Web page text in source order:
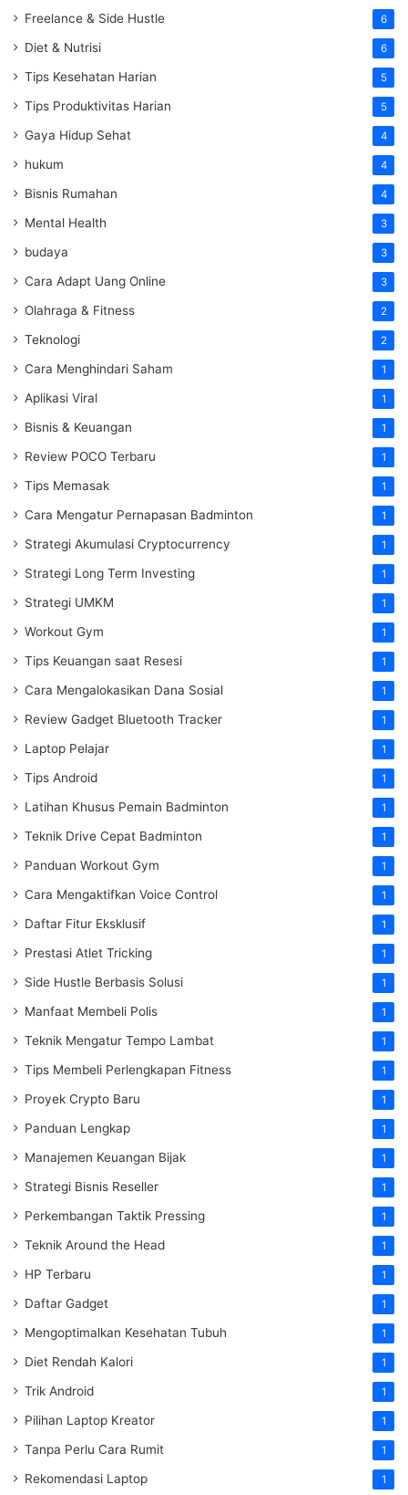
Freelance & Side Hustle 6
Diet & Nutrisi 6
Tips Kesehatan Harian 5
Tips Produktivitas Harian 5
Gaya Hidup Sehat 4
hukum 4
Bisnis Rumahan 4
Mental Health 3
budaya 3
Cara Adapt Uang Online 3
Olahraga & Fitness 2
Teknologi 2
Cara Menghindari Saham 1
Aplikasi Viral 1
Bisnis & Keuangan 1
Review POCO Terbaru 1
Tips Memasak 1
Cara Mengatur Pernapasan Badminton 1
Strategi Akumulasi Cryptocurrency 1
Strategi Long Term Investing 1
Strategi UMKM 1
Workout Gym 1
Tips Keuangan saat Resesi 1
Cara Mengalokasikan Dana Sosial 1
Review Gadget Bluetooth Tracker 1
Laptop Pelajar 1
Tips Android 1
Latihan Khusus Pemain Badminton 1
Teknik Drive Cepat Badminton 1
Panduan Workout Gym 1
Cara Mengaktifkan Voice Control 1
Daftar Fitur Eksklusif 1
Prestasi Atlet Tricking 1
Side Hustle Berbasis Solusi 1
Manfaat Membeli Polis 1
Teknik Mengatur Tempo Lambat 1
Tips Membeli Perlengkapan Fitness 1
Proyek Crypto Baru 1
Panduan Lengkap 1
Manajemen Keuangan Bijak 1
Strategi Bisnis Reseller 1
Perkembangan Taktik Pressing 1
Teknik Around the Head 1
HP Terbaru 1
Daftar Gadget 1
Mengoptimalkan Kesehatan Tubuh 1
Diet Rendah Kalori 1
Trik Android 1
Pilihan Laptop Kreator 1
Tanpa Perlu Cara Rumit 1
Rekomendasi Laptop 1